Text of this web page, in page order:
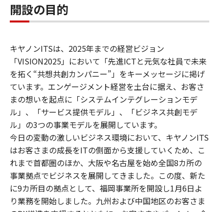
開設の目的
キヤノンITSは、2025年までの経営ビジョン
「VISION2025」において「先進ICTと元気な社員で未来
を拓く“共想共創カンパニー”」をキーメッセージに掲げ
ています。エンゲージメント経営を土台に据え、お客さ
まの想いを起点に「システムインテグレーションモデ
ル」、「サービス提供モデル」、「ビジネス共創モデ
ル」の3つの事業モデルを展開しています。
今日の変動の激しいビジネス環境において、キヤノンITS
はお客さまの成長をITの側面から支援していくため、こ
れまで首都圏のほか、大阪や名古屋を始め全国8カ所の
事業拠点でビジネスを展開してきました。この度、新た
に9カ所目の拠点として、福岡事業所を開設し1月6日よ
り業務を開始しました。九州および中国地区のお客さま